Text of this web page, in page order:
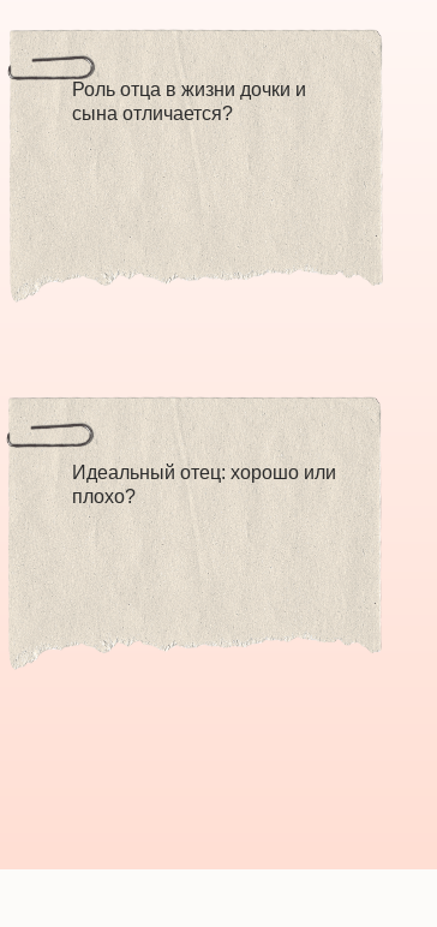
Роль отца в жизни дочки и
сына отличается?
Идеальный отец: хорошо или
плохо?